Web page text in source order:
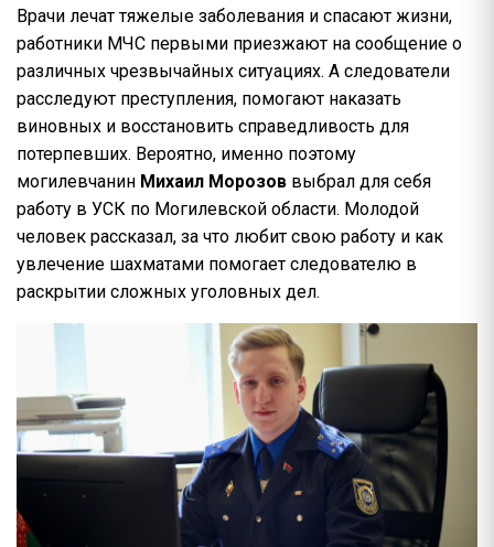
Врачи лечат тяжелые заболевания и спасают жизни,
работники МЧС первыми приезжают на сообщение о
различных чрезвычайных ситуациях. А следователи
расследуют преступления, помогают наказать
виновных и восстановить справедливость для
потерпевших. Вероятно, именно поэтому
могилевчанин Михаил Морозов выбрал для себя
работу в УСК по Могилевской области. Молодой
человек рассказал, за что любит свою работу и как
увлечение шахматами помогает следователю в
раскрытии сложных уголовных дел.